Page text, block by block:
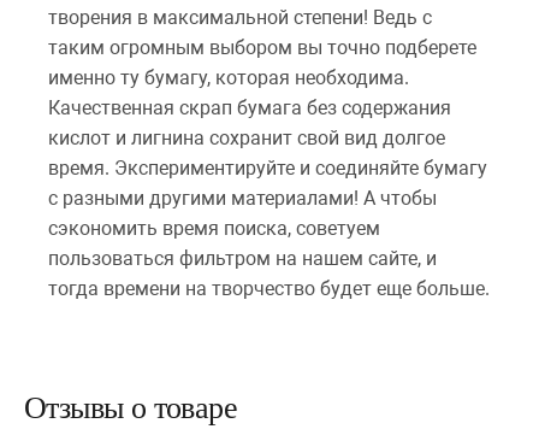
творения в максимальной степени! Ведь с
таким огромным выбором вы точно подберете
именно ту бумагу, которая необходима.
Качественная скрап бумага без содержания
кислот и лигнина сохранит свой вид долгое
время. Экспериментируйте и соединяйте бумагу
с разными другими материалами! А чтобы
сэкономить время поиска, советуем
пользоваться фильтром на нашем сайте, и
тогда времени на творчество будет еще больше.
Отзывы о товаре